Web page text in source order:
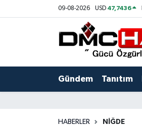
09-08-2026 USD 47,7436
Gündem Tanıtım
HABERLER NIĞDE
Gündem
Nöbetçi Eczaneler